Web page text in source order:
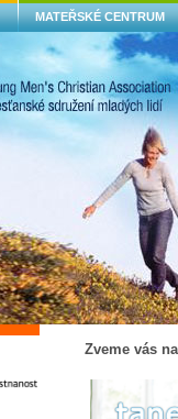
Zveme vás
MATEŘSKÉ CENTRUM